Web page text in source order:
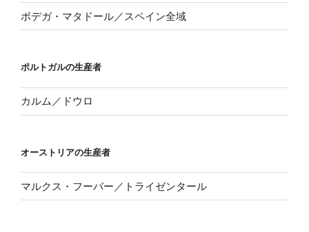
ボデガ・マタドール／スペイン全域
ポルトガルの生産者
カルム／ドウロ
オーストリアの生産者
マルクス・フーバー／トライゼンタール